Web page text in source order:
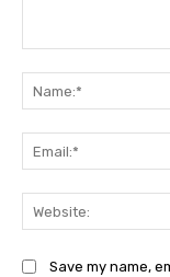
Save my name,